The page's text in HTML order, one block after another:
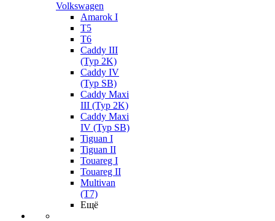
Volkswagen
Amarok I
T5
T6
Caddy III
(Typ 2K)
Caddy IV
(Typ SB)
Caddy Maxi
III (Typ 2K)
Caddy Maxi
IV (Typ SB)
Tiguan I
Tiguan II
Touareg I
Touareg II
Multivan
(T7)
Ещё